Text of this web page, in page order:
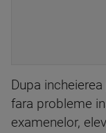
Dupa
fara probleme
examenelor,